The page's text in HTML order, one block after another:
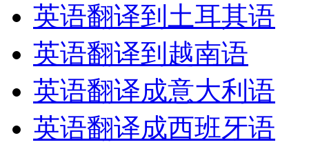
英语翻译到土耳其语
英语翻译到越南语
英语翻译成意大利语
英语翻译成西班牙语